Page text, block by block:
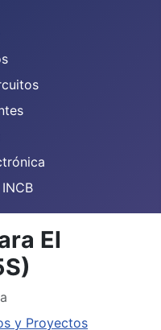
El
y Proyectos